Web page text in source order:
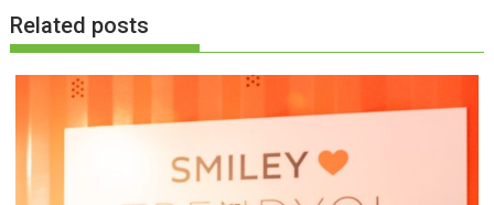
Related posts